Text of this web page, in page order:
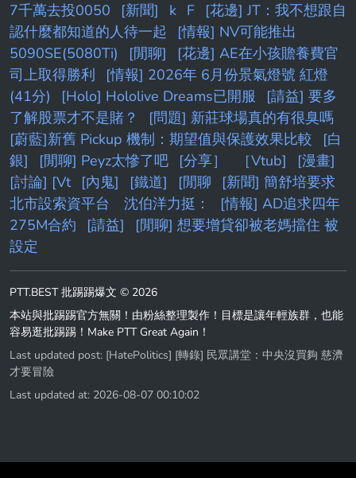
7千萬去投0050
[新聞] k F
[花邊] JT：我不想跟自
認什麼都知道的人待一起
[情報] NV可能推出
5090SE(5080Ti)
[閒聊]
[花邊] AE在小孩贍養費官
司上取得勝利
[情報] 2026年 6月份景氣燈號 紅燈
(41分)
[Holo] Hololive Dreams已開服
[請益] 要多
了解股票才不是賭？
[問題] 新莊球場真的有很臭嗎
[蔚藍]新舊 Pickup 機制：期望值與保護效果比較
[白
銀]
[閒聊] Peyz太慘了吧 [分享］ ［Vtub]
[漫畫]
[討論] [Vt
[內鬼] [鐵道] [閒聊
[新聞] 簡舒培要求
北市設索資平台 沈伯洋力挺：
[情報] AD追求四年
275M合約
[請益]
[閒聊] 想要增貸卻被老媽擋住 被
設定
PTT.BEST 批踢踢爆文 © 2026
本站與批踢踢官方無關！由粉絲整理製作！目標是讓年輕族群，也能
容易逛批踢踢！Make PTT Great Again！
Last updated post: [HatePolitics] [轉錄] 民眾講堂：中央沒買夠 慈濟
才要冒險
Last updated at: 2026-08-07 00:10:02